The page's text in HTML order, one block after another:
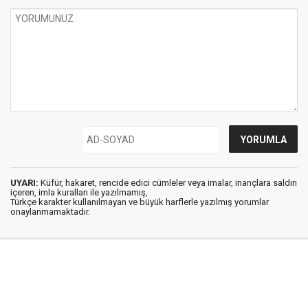
UYARI: Küfür, hakaret, rencide edici cümleler veya imalar, inançlara saldırı
içeren, imla kuralları ile yazılmamış,
Türkçe karakter kullanılmayan ve büyük harflerle yazılmış yorumlar
onaylanmamaktadır.